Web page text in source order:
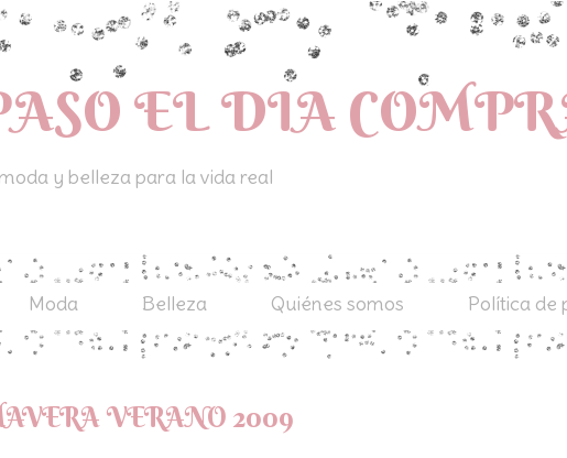
EL DIA
y belleza para la vida real
Moda Belleza Quiénes somos Política de
VERANO 2009